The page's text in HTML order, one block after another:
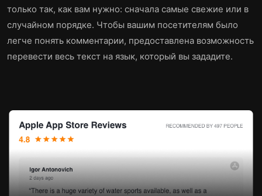
только так, как вам нужно: сначала самые свежие или в
случайном порядке. Чтобы вашим посетителям было
легче понять комментарии, предоставлена возможность
перевести весь текст на язык, который вы зададите.